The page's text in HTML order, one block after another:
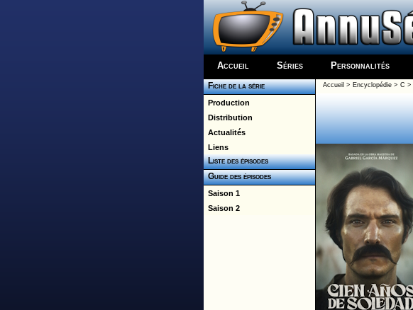
Accueil Séries Personnalités
Fiche de la série
Production
Distribution
Actualités
Liens
Liste des épisodes
Guide des épisodes
Saison 1
Saison 2
Accueil > Encyclopédie> C >